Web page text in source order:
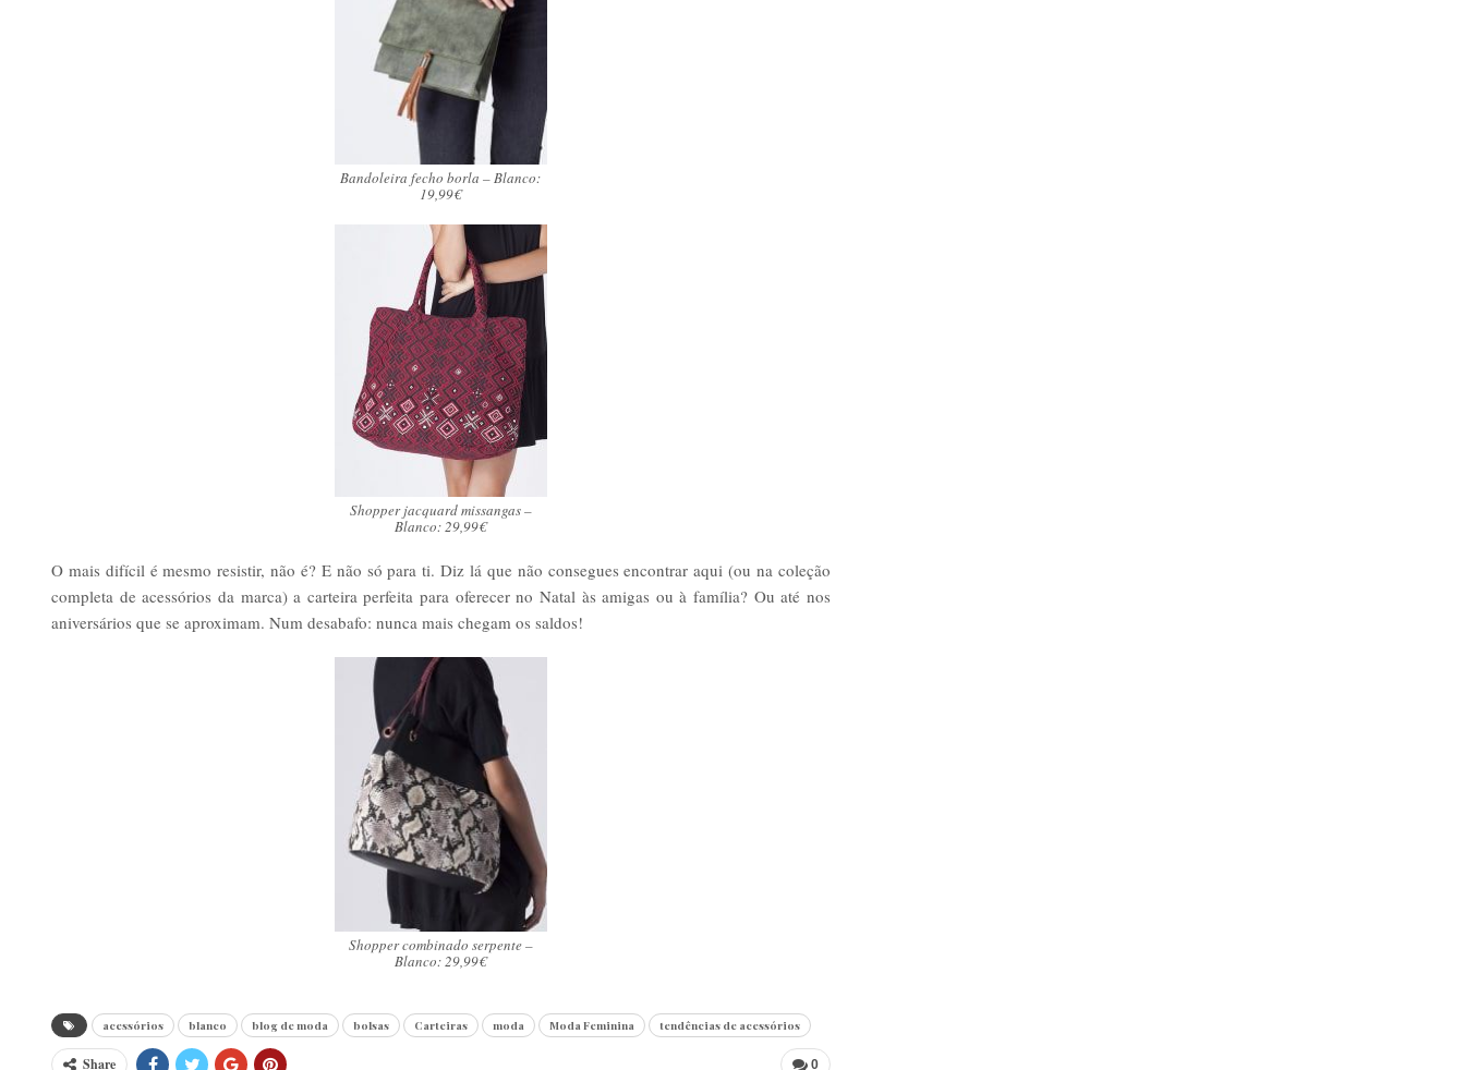
Bandoleira fecho borla – Blanco:
19,99€
Shopper jacquard missangas –
Blanco: 29,99€
O mais difícil é mesmo resistir, não é? E não só para ti. Diz lá que não consegues encontrar aqui (ou na coleção
completa de acessórios da marca) a carteira perfeita para oferecer no Natal às amigas ou à família? Ou até nos
aniversários que se aproximam. Num desabafo: nunca mais chegam os saldos!
Shopper combinado serpente –
Blanco: 29,99€
acessórios blanco blog de moda bolsas Carteiras moda Moda Feminina tendências de acessórios
0
Share